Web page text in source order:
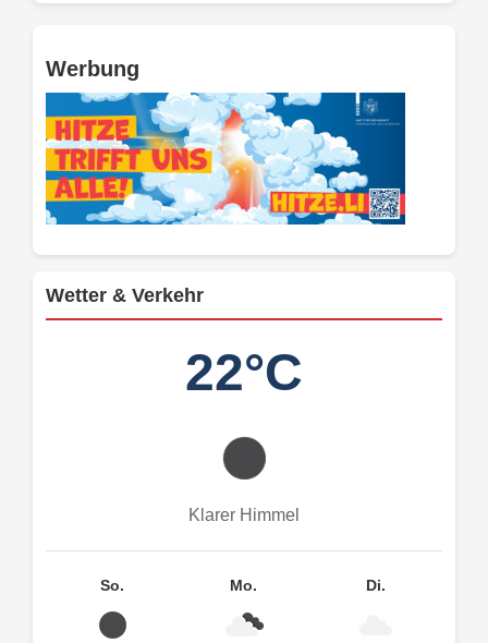
Werbung
Wetter & Verkehr
22°C
Klarer Himmel
So. Mo. Di.